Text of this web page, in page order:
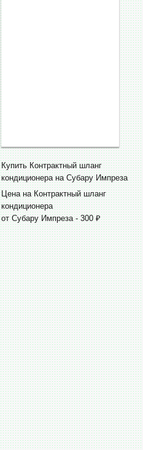
Купить Контрактный шланг
кондиционера на Субару Импреза
Цена на Контрактный шланг
кондиционера
от Субару Импреза - 300 ₽